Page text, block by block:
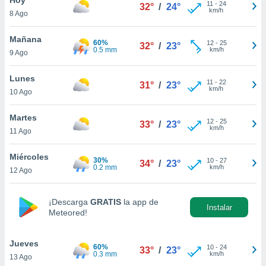
en
más
nuestra
de
aceptar
de
8 Ago
32° / 24° 11 - 24
km/h
Mañana
9 Ago
60%
0.5 mm
32° / 23° 12- 25
km/h
Lunes
10 Ago
31° / 23° 11 - 22
km/h
Martes
11 Ago
33° / 23° 12- 25
km/h
Miércoles
12 Ago
30%
0.2 mm
34° / 23° 10- 27
km/h
¡Descarga GRATIS la app de
Meteored!
Instalar
Jueves
13 Ago
60%
0.3 mm
33° / 23° 10- 24
km/h